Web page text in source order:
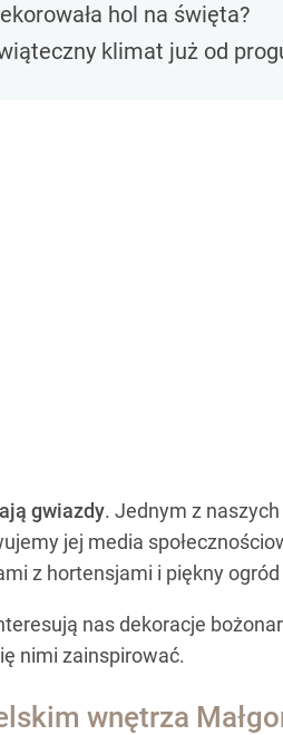
hol na święta?
klimat już od
gwiazdy. Jednym z
jej media
z hortensjami i piękny
nas dekoracje
nimi zainspirować.
wnętrza